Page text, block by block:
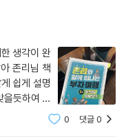
생각이 완
존리님 책
쉽게 설명
을듯하여 샀
지인들에게
0 댓글0